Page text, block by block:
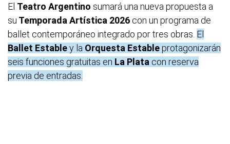
El Teatro Argentino sumará una nueva propuesta a
su Temporada Artística 2026 con un programa de
ballet contemporáneo integrado por tres obras. El
Ballet Establey la Orquesta Estableprotagonizarán
seis funciones gratuitas en La Plata con reserva
previa de entradas.